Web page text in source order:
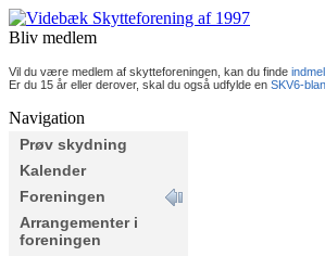
Bliv medlem
Vil du være medlem af skytteforeningen, kan du finde
Er du 15 år eller derover, skal du også udfylde en SKV6-
Navigation
Prøv skydning
Kalender
Foreningen
Arrangementer i
foreningen